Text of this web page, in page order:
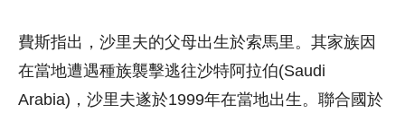
費斯指出，沙里夫的父母出生於索馬里。其家族因
在當地遭遇種族襲擊逃往沙特阿拉伯(Saudi
Arabia)，沙里夫遂於1999年在當地出生。聯合國於